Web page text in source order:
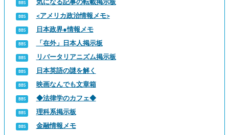
気になる記事の転載掲示板
<アメリカ政治情報メモ>
日本政界●情報メモ
「在外」日本人掲示板
リバータリアニズム掲示板
日本英語の謎を解く
映画なんでも文章箱
◆法律学のカフェ◆
理科系掲示板
金融情報メモ